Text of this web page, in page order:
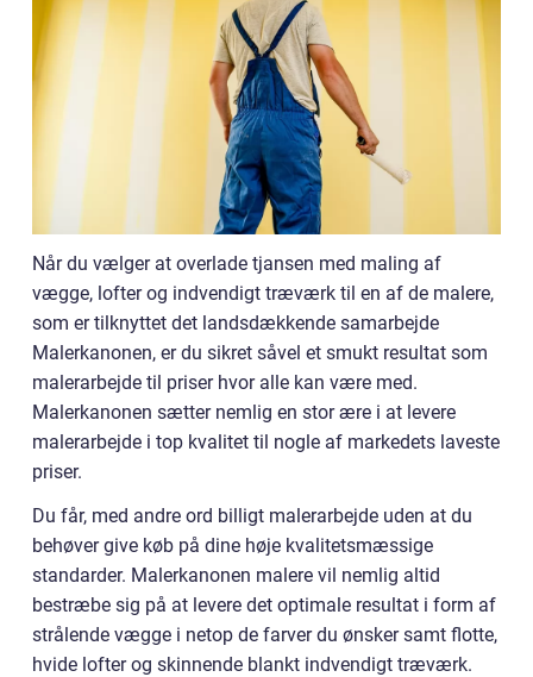
Når du vælger at overlade tjansen med maling af
vægge, lofter og indvendigt træværk til en af de malere,
som er tilknyttet det landsdækkende samarbejde
Malerkanonen, er du sikret såvel et smukt resultat som
malerarbejde til priser hvor alle kan være med.
Malerkanonen sætter nemlig en stor ære i at levere
malerarbejde i top kvalitet til nogle af markedets laveste
priser.
Du får, med andre ord billigt malerarbejde uden at du
behøver give køb på dine høje kvalitetsmæssige
standarder. Malerkanonen malere vil nemlig altid
bestræbe sig på at levere det optimale resultat i form af
strålende vægge i netop de farver du ønsker samt flotte,
hvide lofter og skinnende blankt indvendigt træværk.